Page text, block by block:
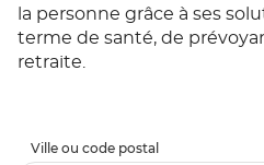
la personne grâce à ses
terme de santé, de
retraite.
Ville ou code postal